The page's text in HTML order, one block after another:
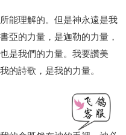
能理解的。但是神永遠是我
亞的力量，是迦勒的力量，
是我們的力量。我要讚美
的詩歌，是我的力量。